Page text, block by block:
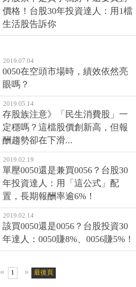
價格！台股30年投資達人：用1檔
生活股告訴你
2019.07.04
0050在空頭市場時，績效依然亮
眼嗎？
2019.05.14
存股族注意》「民生消費股」一
定穩嗎？這檔股價創新高，但報
酬趨勢卻在下滑...
2019.02.19
單壓0050還是兼買0056？台股30
年投資達人：用「這公式」配
置，長期報酬率逾6%！
2019.02.14
該買0050還是0056？台股投資30
年達人：0050賺8%、0056賺5%！
« 1 » 最後頁